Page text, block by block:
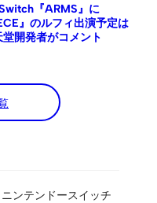
『ARMS』に
』のルフィ出演予定は
開発者がコメント
ンテンドースイッチ